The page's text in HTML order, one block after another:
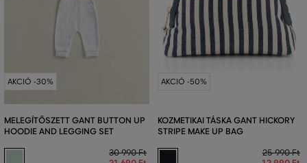
AKCIÓ -30%
MELEGÍTŐSZETT GANT BUTTON UP
HOODIE AND LEGGING SET
30 990 Ft
AKCIÓ -50%
KOZMETIKAI TÁSKA GANT HICKORY
STRIPE MAKE UP BAG
25 990 Ft